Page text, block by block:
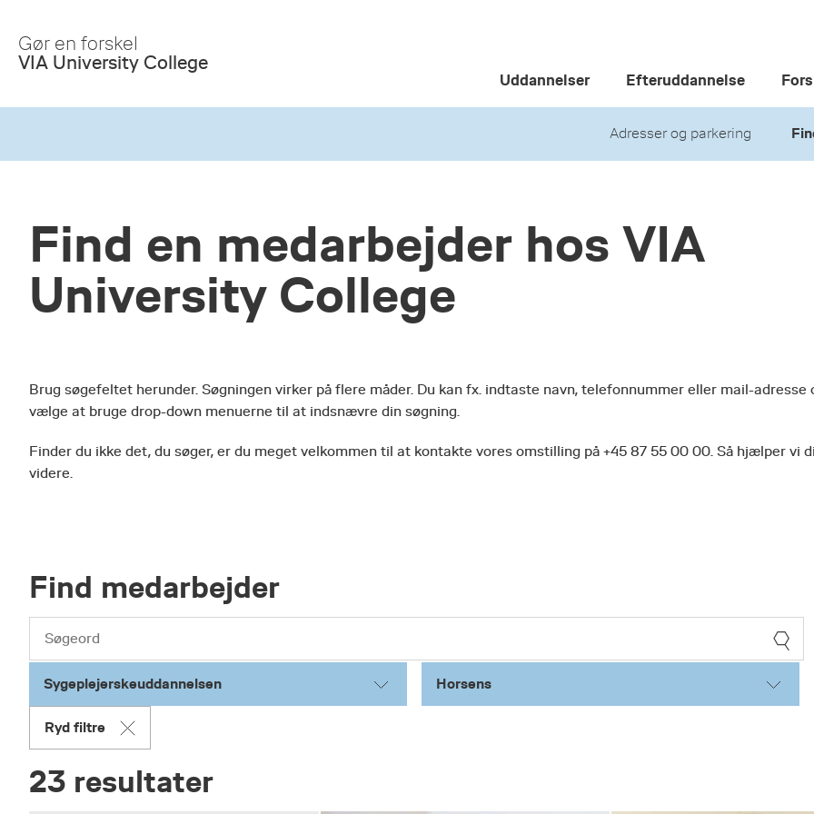
Main
Content
Gør en forskel
VIA University College
Uddannelser Efteruddannelse
Adresser og parkering
Find en medarbejder hos VIA
University College
Brug søgefeltet herunder. Søgningen virker på flere måder. Du kan fx. indtaste navn, telefonnummer eller mail-adresse
vælge at bruge drop-down menuerne til at indsnævre din søgning.
Finder du ikke det, du søger, er du meget velkommen til at kontakte vores omstilling på +45 87 55 00 00. Så hjælper vi
videre.
Find medarbejder
Sygeplejerskeuddannelsen Horsens
Ryd filtre
23 resultater